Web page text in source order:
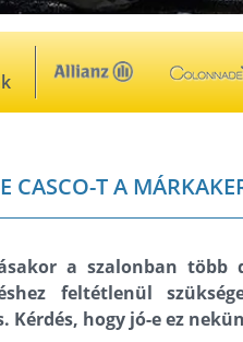
CASCO-T A
a szalonban
feltétlenül
Kérdés, hogy jó-e ez